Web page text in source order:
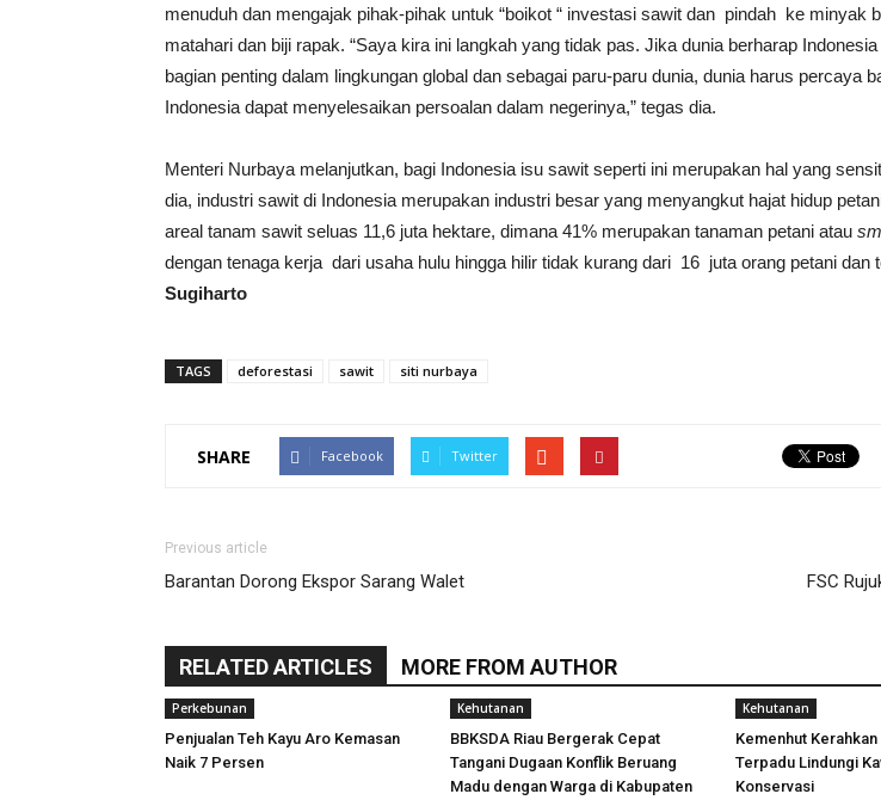
menuduh dan mengajak pihak-pihak untuk “boikot “ investasi sawit dan pindah ke minyak
matahari dan biji rapak. “Saya kira ini langkah yang tidak pas. Jika dunia berharap
bagian penting dalam lingkungan global dan sebagai paru-paru dunia, dunia harus percaya
Indonesia dapat menyelesaikan persoalan dalam negerinya,” tegas dia.
Menteri Nurbaya melanjutkan, bagi Indonesia isu sawit seperti ini merupakan hal yang
dia, industri sawit di Indonesia merupakan industri besar yang menyangkut hajat hidup
areal tanam sawit seluas 11,6 juta hektare, dimana 41% merupakan tanaman petani atau
dengan tenaga kerja dari usaha hulu hingga hilir tidak kurang dari 16 juta orang petani dan
Sugiharto
TAGS deforestasi sawit siti nurbaya
SHARE Facebook Twitter
Previous article
Barantan Dorong Ekspor Sarang Walet FSC
RELATED ARTICLES MORE FROM AUTHOR
Perkebunan
Penjualan Teh Kayu Aro Kemasan
Naik 7 Persen
Kehutanan
BBKSDA Riau Bergerak Cepat
Tangani Dugaan Konflik Beruang
Madu dengan Warga di Kabupaten
Kehutanan
Kemenhut
Terpadu Lindungi
Konservasi